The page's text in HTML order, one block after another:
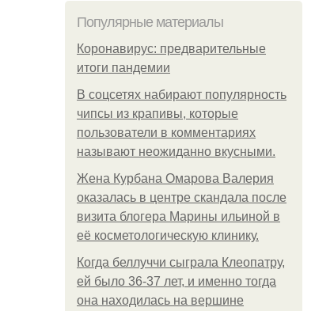
Популярные материалы
Коронавирус: предварительные
итоги пандемии
В соцсетях набирают популярность
чипсы из крапивы, которые
пользователи в комментариях
называют неожиданно вкусными.
Жена Курбана Омарова Валерия
оказалась в центре скандала после
визита блогера Марины ильиной в
её косметологическую клинику.
Когда беллуччи сыграла Клеопатру,
ей было 36-37 лет, и именно тогда
она находилась на вершине